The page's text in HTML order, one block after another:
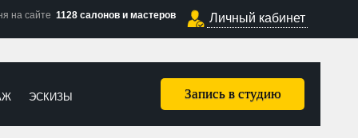
на сайте 1128 салонов и мастеров Личный кабинет
Запись в студию
ЭСКИЗЫ